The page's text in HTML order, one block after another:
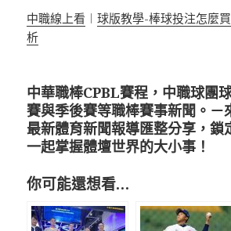
中職線上看 ︱球版教學-棒球投注怎麼
析
中華職棒CPBL賽程，中職球團
賽與季後賽等職棒賽事新聞。－
最新體育新聞報導匯整分享，鎖
一起掌握體壇世界的大小事！
你可能還想看…